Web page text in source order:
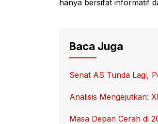
hanya bersifat informatif
Baca Juga
Senat AS Tunda Lagi,
Analisis Mengejutkan:
Masa Depan Cerah di